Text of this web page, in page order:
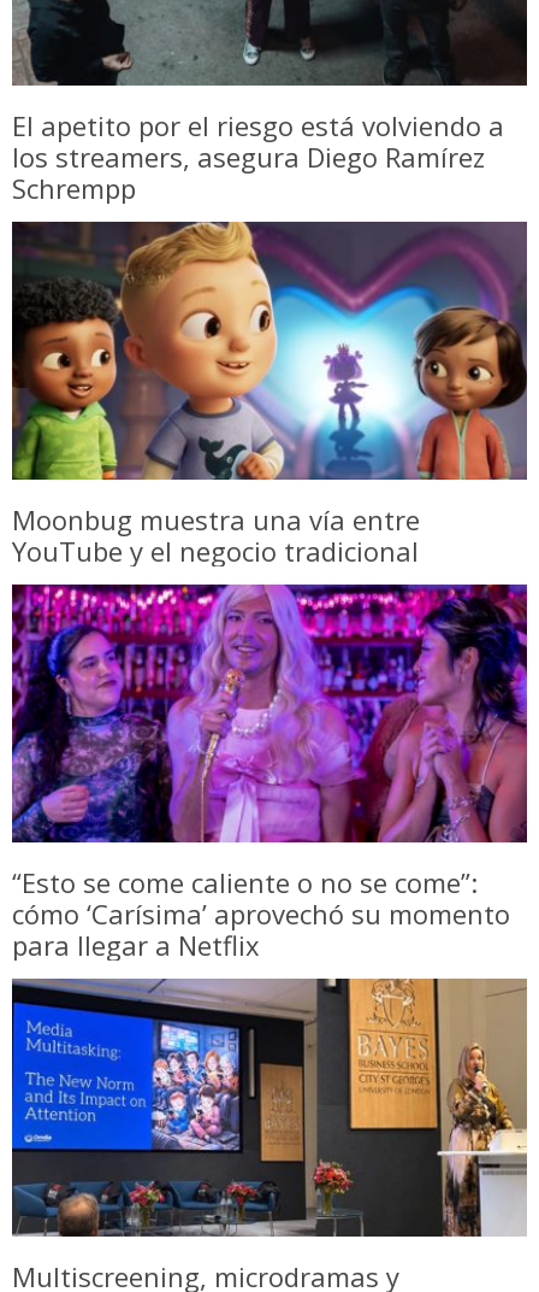
El apetito por el riesgo está volviendo a
los streamers, asegura Diego Ramírez
Schrempp
Moonbug muestra una vía entre
YouTube y el negocio tradicional
“Esto se come caliente o no se come”:
cómo ‘Carísima’ aprovechó su momento
para llegar a Netflix
Multiscreening, microdramas y